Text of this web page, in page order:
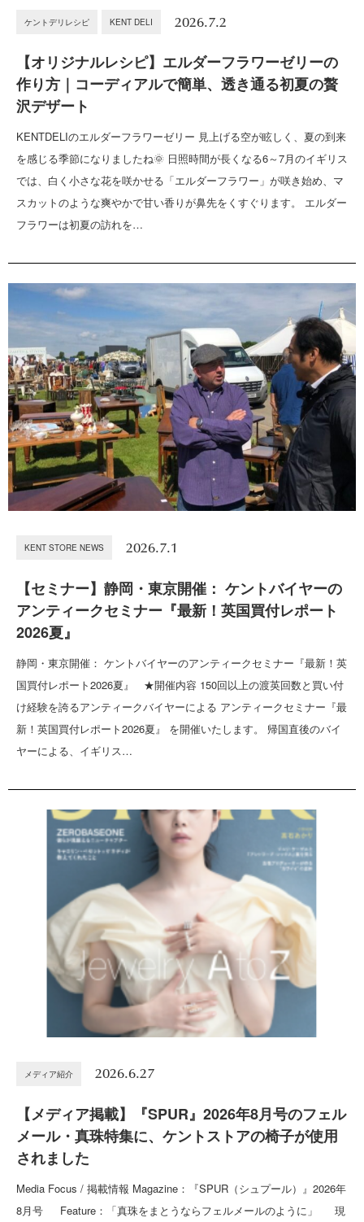
ケントデリレシピ KENT DELI 2026.7.2
【オリジナルレシピ】エルダーフラワーゼリーの
作り方｜コーディアルで簡単、透き通る初夏の贅
沢デザート
KENTDELIのエルダーフラワーゼリー 見上げる空が眩しく、夏の到来
を感じる季節になりましたね🌞 日照時間が長くなる6～7月のイギリス
では、白く小さな花を咲かせる「エルダーフラワー」が咲き始め、マ
スカットのような爽やかで甘い香りが鼻先をくすぐります。 エルダー
フラワーは初夏の訪れを…
KENT STORE NEWS 2026.7.1
【セミナー】静岡・東京開催： ケントバイヤーの
アンティークセミナー『最新！英国買付レポート
2026夏』
静岡・東京開催： ケントバイヤーのアンティークセミナー『最新！英
国買付レポート2026夏』 ★開催内容 150回以上の渡英回数と買い付
け経験を誇るアンティークバイヤーによる アンティークセミナー『最
新！英国買付レポート2026夏』 を開催いたします。 帰国直後のバイ
ヤーによる、イギリス…
メディア紹介 2026.6.27
【メディア掲載】『SPUR』2026年8月号のフェル
メール・真珠特集に、ケントストアの椅子が使用
されました
Media Focus / 掲載情報 Magazine：『SPUR（シュプール）』2026年
8月号 Feature：「真珠をまとうならフェルメールのように」 現